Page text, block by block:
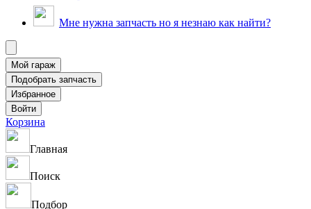
Мне нужна запчасть но я незнаю как найти?
Корзина
Главная
Поиск
Подбор